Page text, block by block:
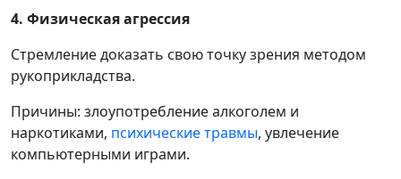
4. Физическая агрессия
Стремление доказать свою точку зрения методом
рукоприкладства.
Причины: злоупотребление алкоголем и
наркотиками, психические травмы, увлечение
компьютерными играми.